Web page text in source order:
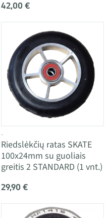
42,00 €
-
Riedslėkčių ratas SKATE
100x24mm su guoliais
greitis 2 STANDARD (1 vnt.)
29,90 €